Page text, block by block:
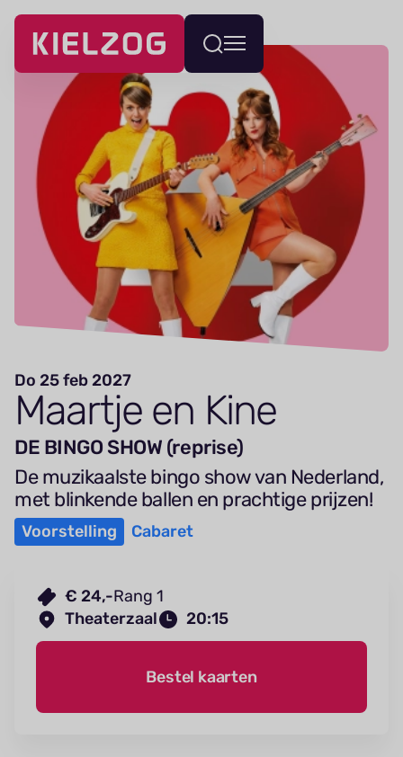
Navigatie
overslaan
Wissel
menu
Do 25 feb 2027
Maartje en Kine
DE BINGO SHOW (reprise)
De muzikaalste bingo show van Nederland,
met blinkende ballen en prachtige prijzen!
Voorstelling Cabaret
€ 24,-Rang 1
Theaterzaal
20:15
Bestel kaarten